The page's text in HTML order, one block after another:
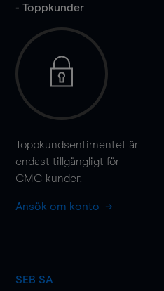
- Toppkunder
Toppkundsentimentet är
endast tillgängligt för
CMC-kunder.
Ansök om konto
SEB SA